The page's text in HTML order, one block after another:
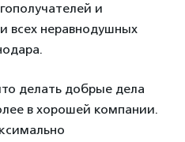
и
всех неравнодушных
делать добрые дела
в хорошей компании.